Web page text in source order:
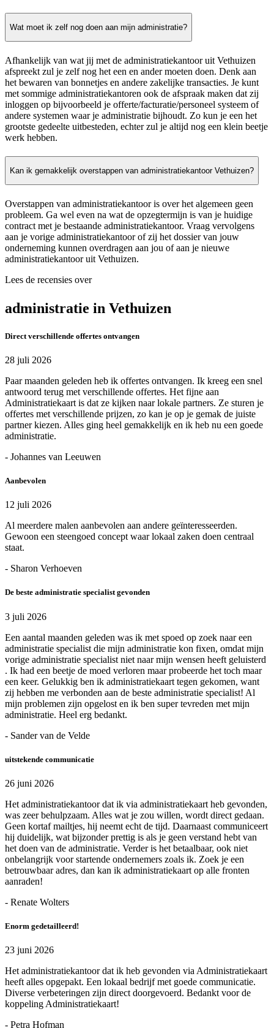
Wat moet ik zelf nog doen aan mijn administratie?
Afhankelijk van wat jij met de administratiekantoor uit Vethuizen
afspreekt zul je zelf nog het een en ander moeten doen. Denk aan
het bewaren van bonnetjes en andere zakelijke transacties. Je kunt
met sommige administratiekantoren ook de afspraak maken dat zij
inloggen op bijvoorbeeld je offerte/facturatie/personeel systeem of
andere systemen waar je administratie bijhoudt. Zo kun je een het
grootste gedeelte uitbesteden, echter zul je altijd nog een klein beetje
werk hebben.
Kan ik gemakkelijk overstappen van administratiekantoor Vethuizen?
Overstappen van administratiekantoor is over het algemeen geen
probleem. Ga wel even na wat de opzegtermijn is van je huidige
contract met je bestaande administratiekantoor. Vraag vervolgens
aan je vorige administratiekantoor of zij het dossier van jouw
onderneming kunnen overdragen aan jou of aan je nieuwe
administratiekantoor uit Vethuizen.
Lees de recensies over
administratie in Vethuizen
Direct verschillende offertes ontvangen
28 juli 2026
Paar maanden geleden heb ik offertes ontvangen. Ik kreeg een snel
antwoord terug met verschillende offertes. Het fijne aan
Administratiekaart is dat ze kijken naar lokale partners. Ze sturen je
offertes met verschillende prijzen, zo kan je op je gemak de juiste
partner kiezen. Alles ging heel gemakkelijk en ik heb nu een goede
administratie.
- Johannes van Leeuwen
Aanbevolen
12 juli 2026
Al meerdere malen aanbevolen aan andere geïnteresseerden.
Gewoon een steengoed concept waar lokaal zaken doen centraal
staat.
- Sharon Verhoeven
De beste administratie specialist gevonden
3 juli 2026
Een aantal maanden geleden was ik met spoed op zoek naar een
administratie specialist die mijn administratie kon fixen, omdat mijn
vorige administratie specialist niet naar mijn wensen heeft geluisterd
. Ik had een beetje de moed verloren maar probeerde het toch maar
een keer. Gelukkig ben ik administratiekaart tegen gekomen, want
zij hebben me verbonden aan de beste administratie specialist! Al
mijn problemen zijn opgelost en ik ben super tevreden met mijn
administratie. Heel erg bedankt.
- Sander van de Velde
uitstekende communicatie
26 juni 2026
Het administratiekantoor dat ik via administratiekaart heb gevonden,
was zeer behulpzaam. Alles wat je zou willen, wordt direct gedaan.
Geen kortaf mailtjes, hij neemt echt de tijd. Daarnaast communiceert
hij duidelijk, wat bijzonder prettig is als je geen verstand hebt van
het doen van de administratie. Verder is het betaalbaar, ook niet
onbelangrijk voor startende ondernemers zoals ik. Zoek je een
betrouwbaar adres, dan kan ik administratiekaart op alle fronten
aanraden!
- Renate Wolters
Enorm gedetailleerd!
23 juni 2026
Het administratiekantoor dat ik heb gevonden via Administratiekaart
heeft alles opgepakt. Een lokaal bedrijf met goede communicatie.
Diverse verbeteringen zijn direct doorgevoerd. Bedankt voor de
koppeling Administratiekaart!
- Petra Hofman